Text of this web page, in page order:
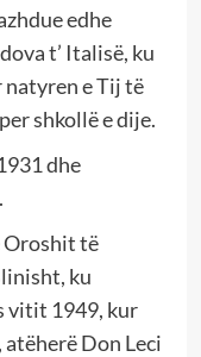
edhe
t’ Italisë, ku
natyren e Tij të
shkollë e dije.
dhe
Oroshit të
ku
vitit 1949, kur
Don Leci